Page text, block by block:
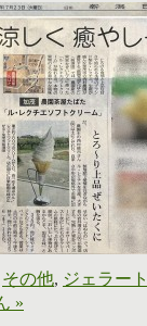
その他, ジェラー
»